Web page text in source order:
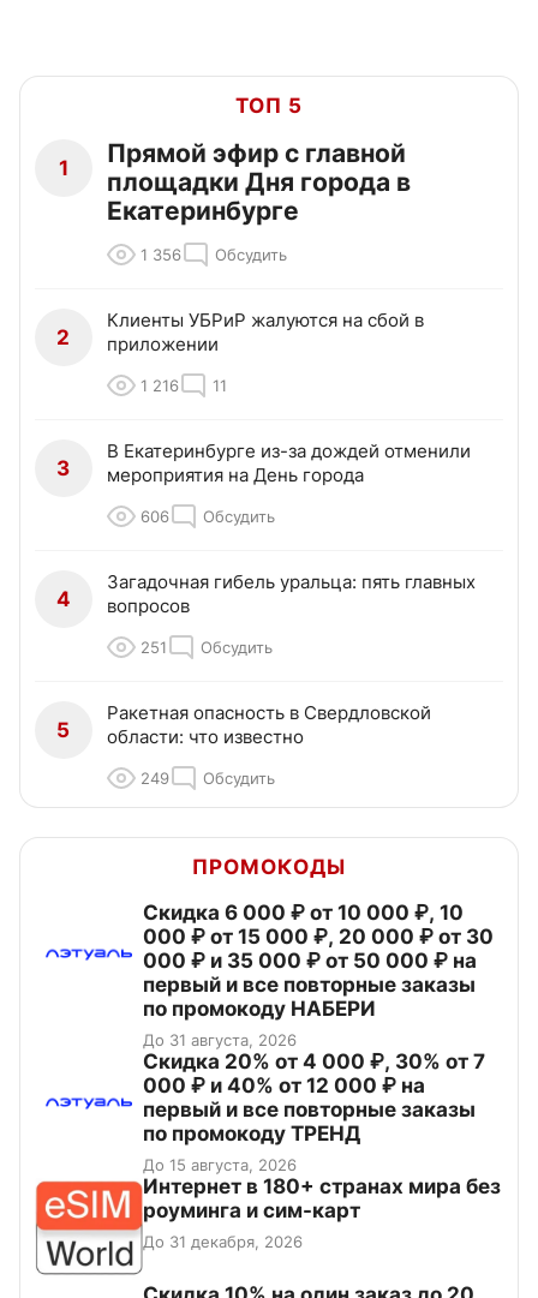
ТОП 5
1
Прямой эфир с главной
площадки Дня города в
Екатеринбурге
1 356 Обсудить
2
Клиенты УБРиР жалуются на сбой в
приложении
1 216 11
3
В Екатеринбурге из-за дождей отменили
мероприятия на День города
606 Обсудить
4
Загадочная гибель уральца: пять главных
вопросов
251 Обсудить
5
Ракетная опасность в Свердловской
области: что известно
249 Обсудить
ПРОМОКОДЫ
Скидка 6 000 ₽ от 10 000 ₽, 10
000 ₽ от 15 000 ₽, 20 000 ₽ от 30
000 ₽ и 35 000 ₽ от 50 000 ₽ на
первый и все повторные заказы
по промокоду НАБЕРИ
До 31 августа, 2026
Скидка 20% от 4 000 ₽, 30% от 7
000 ₽ и 40% от 12 000 ₽ на
первый и все повторные заказы
по промокоду ТРЕНД
До 15 августа, 2026
Интернет в 180+ странах мира без
роуминга и сим-карт
До 31 декабря, 2026